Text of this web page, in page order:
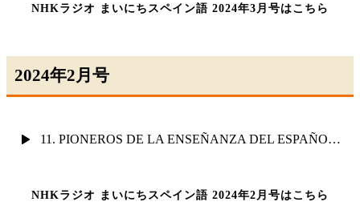
NHKラジオ まいにちスペイン語 2024年3月号はこちら
2024年2月号
11. PIONEROS DE LA ENSEÑANZA DEL ESPAÑOL EN JAPÓN ( I )
NHKラジオ まいにちスペイン語 2024年2月号はこちら